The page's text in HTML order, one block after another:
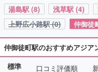
湯島駅 (8)
浅草駅 (4)
上野広小路駅 (0)
仲御徒
仲御徒町駅のおすすめアジア
標準
口コミ評価順